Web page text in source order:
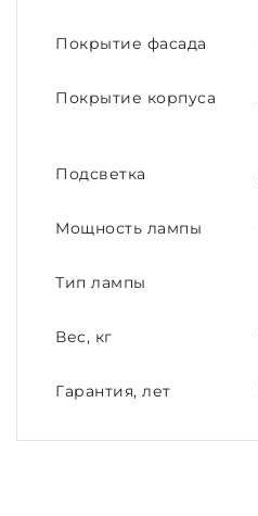
Покрытие фасада
Покрытие корпуса
Подсветка
Мощность лампы
Тип лампы
Вес, кг
Гарантия, лет